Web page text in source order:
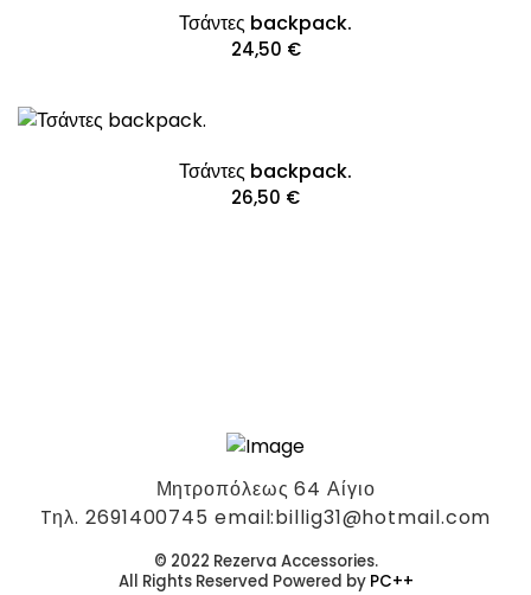
Τσάντες backpack.
24,50 €
Τσάντες backpack.
26,50 €
Μητροπόλεως 64 Αίγιο
Tηλ. 2691400745 email:billig31@hotmail.com
© 2022 Rezerva Accessories.
All Rights Reserved Powered by PC++